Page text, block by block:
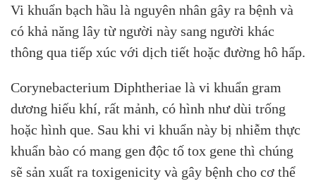
Vi khuẩn bạch hầu là nguyên nhân gây ra bệnh và
có khả năng lây từ người này sang người khác
thông qua tiếp xúc với dịch tiết hoặc đường hô hấp.
Corynebacterium Diphtheriae là vi khuẩn gram
dương hiếu khí, rất mảnh, có hình như dùi trống
hoặc hình que. Sau khi vi khuẩn này bị nhiễm thực
khuẩn bào có mang gen độc tố tox gene thì chúng
sẽ sản xuất ra toxigenicity và gây bệnh cho cơ thể